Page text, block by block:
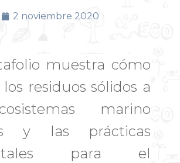
2 noviembre 2020
muestra cómo
residuos sólidos a
marino
y las prácticas
para el